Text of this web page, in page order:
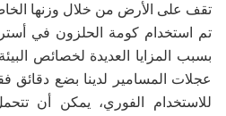
تقف على الأرض من خلال وزنها
تم استخدام كومة الحلزون في
بسبب المزايا العديدة لخصائص
عجلات المسامير لدينا بضع دقائق
للاستخدام الفوري، يمكن أن